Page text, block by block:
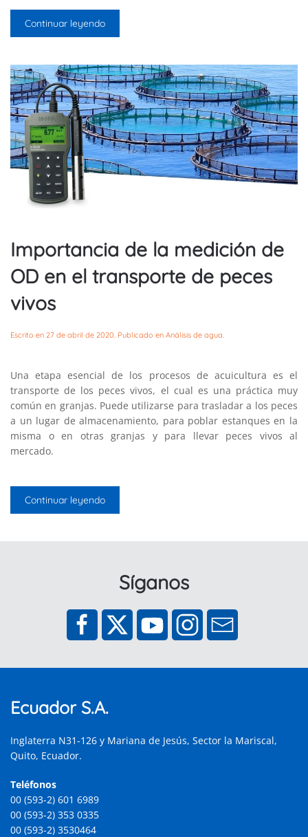
Continuar leyendo
Importancia de la medición de
OD en el transporte de peces
vivos
Escrito en 27 de abril de 2020 . Publicado en Análisis de agua
Una etapa esencial de los procesos de acuicultura es el
transporte de los peces vivos, el cual es una práctica muy
común en granjas. Puede utilizarse para trasladar a los peces
a un lugar de almacenamiento, para poblar estanques en la
misma o en otras granjas y para llevar peces vivos al
mercado.
Continuar leyendo
Síganos
Ecuador S.A.
Inglaterra N31-126 y Mariana de Jesús, Sector la Mariscal,
Quito, Ecuador.
Teléfonos
00 (593-2) 601 6989
00 (593-2) 353 0335
00 (593-2) 3530464